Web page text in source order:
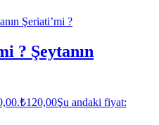
? Şeytanın
₺120,00Şu andaki fiyat: